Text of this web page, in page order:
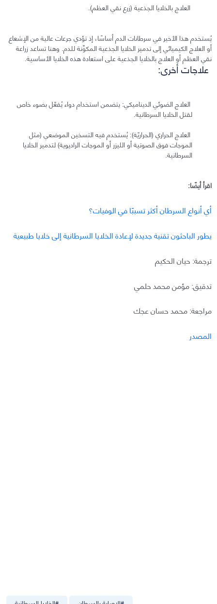
العلاج بالخلايا الجذعية (زرع نقي العظم).
يُستخدم هذا الأخير في سرطانات الدم أساسًا، إذ تؤدي جرعات عالية من الإشعاع
أو العلاج الكيميائي إلى تدمير الخلايا الجذعية المكوِّنة للدم. وهنا تساعد زراعة
نقي العظم أو العلاج بالخلايا الجذعية على استعادة هذه الخلايا الأساسية.
علاجات أخرى:
العلاج الضوئي الديناميكي: يتضمن استخدام دواء يُفعّل بضوء خاص
لقتل الخلايا السرطانية.
العلاج الحراري (الحراريّة): يُستخدم فيه التسخين الموضعي (مثل
الموجات فوق الصوتية أو الليزر أو الموجات الراديوية) لتدمير الخلايا
السرطانية.
اقرأ أيضًا:
أي أنواع السرطان أكثر تسببًا في الوفيات؟
يطور الباحثون تقنية جديدة لإعادة الخلايا السرطانية إلى خلايا طبيعية
ترجمة: حيان الحكيم
تدقيق: مؤمن محمد حلمي
مراجعة: محمد حسان عجك
المصدر